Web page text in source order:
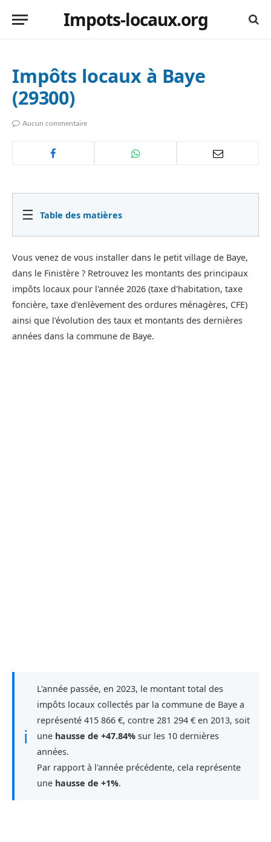
Impots-locaux.org
Impôts locaux à Baye
(29300)
Aucun commentaire
☰ Table des matières
Vous venez de vous installer dans le petit village de Baye,
dans le Finistère ? Retrouvez les montants des principaux
impôts locaux pour l'année 2026 (taxe d'habitation, taxe
foncière, taxe d'enlèvement des ordures ménagères, CFE)
ainsi que l'évolution des taux et montants des dernières
années dans la commune de Baye.
ℹ
L'année passée, en 2023, le montant total des
impôts locaux collectés par la commune de Baye a
représenté 415 866 €, contre 281 294 € en 2013, soit
une hausse de +47.84% sur les 10 dernières
années.
Par rapport à l'année précédente, cela représente
une hausse de +1%.